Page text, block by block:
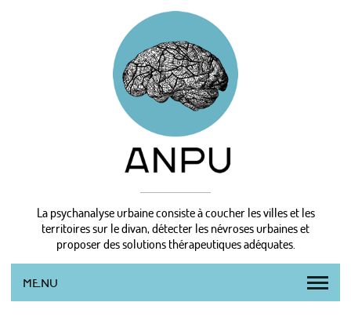
La psychanalyse urbaine consiste à coucher les villes et les
territoires sur le divan, détecter les névroses urbaines et
proposer des solutions thérapeutiques adéquates.
MENU